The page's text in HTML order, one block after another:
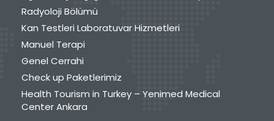
Radyoloji Bölümü
Kan Testleri Laboratuvar Hizmetleri
Manuel Terapi
Genel Cerrahi
Check up Paketlerimiz
Health Tourism in Turkey – Yenimed Medical
Center Ankara